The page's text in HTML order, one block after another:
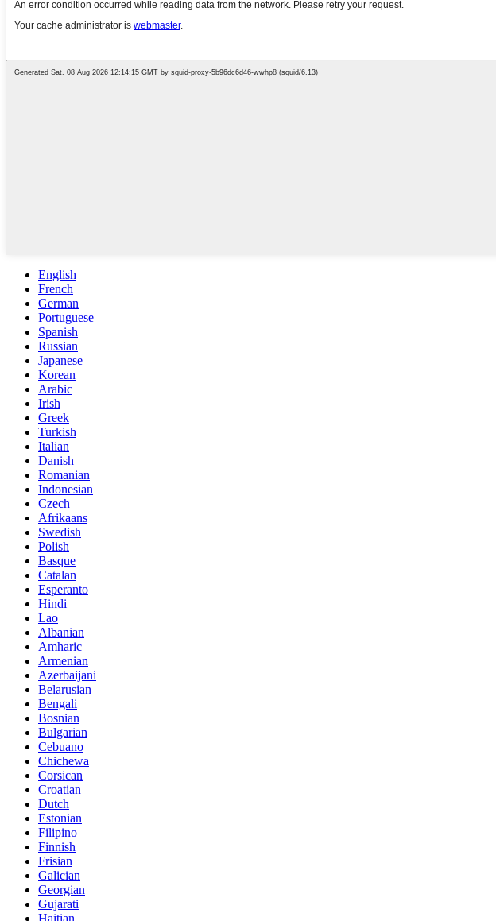
English
French
German
Portuguese
Spanish
Russian
Japanese
Korean
Arabic
Irish
Greek
Turkish
Italian
Danish
Romanian
Indonesian
Czech
Afrikaans
Swedish
Polish
Basque
Catalan
Esperanto
Hindi
Lao
Albanian
Amharic
Armenian
Azerbaijani
Belarusian
Bengali
Bosnian
Bulgarian
Cebuano
Chichewa
Corsican
Croatian
Dutch
Estonian
Filipino
Finnish
Frisian
Galician
Georgian
Gujarati